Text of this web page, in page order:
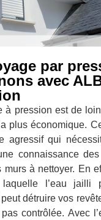
par
avec
à pression est de
plus économique.
agressif qui
connaissance
murs à nettoyer. En
l’eau jailli
détruire vos
contrôlée. Avec